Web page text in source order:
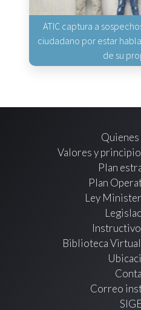
ATIC captura a
ciudadano por estar
de su
Valores y
Plan
Plan
Ley
Biblioteca
Correo